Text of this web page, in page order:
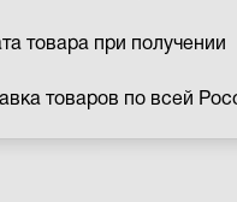
товара при получении
товаров по всей